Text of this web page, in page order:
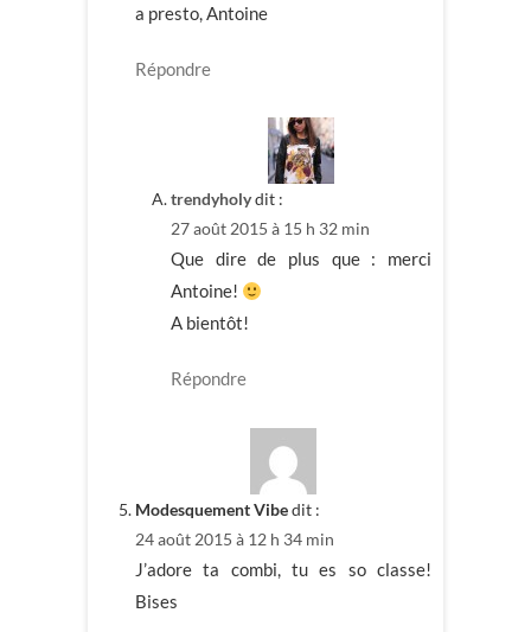
a presto, Antoine
Répondre
trendyholydit :
27 août 2015 à 15 h 32 min
Que dire de plus que : merci
Antoine!
A bientôt!
Répondre
Modesquement Vibedit :
24 août 2015 à 12 h 34 min
J’adore ta combi, tu es so classe!
Bises